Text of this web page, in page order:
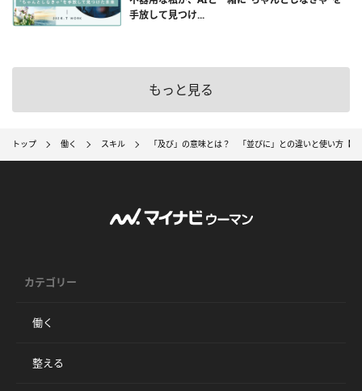
手放して見つけ...
もっと見る
トップ 働く スキル 「及び」の意味とは？ 「並びに」との違いと使い方【例
カテゴリー
働く
整える